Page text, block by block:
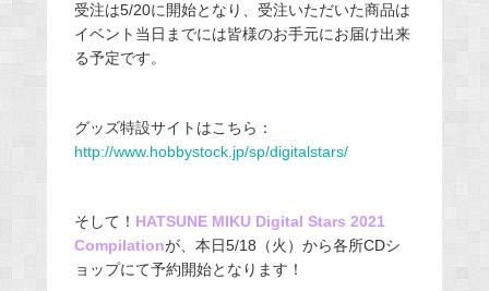
受注は5/20に開始となり、受注いただいた商品は
イベント当日までには皆様のお手元にお届け出来
る予定です。
グッズ特設サイトはこちら：
http://www.hobbystock.jp/sp/digitalstars/
そして！ HATSUNE MIKU Digital Stars 2021
Compilationが、本日5/18（火）から各所CDシ
ョップにて予約開始となります！